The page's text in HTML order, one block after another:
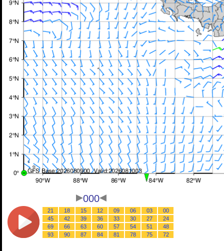
000
00
03
06
09
12
15
18
21
24
27
30
33
36
39
42
45
48
51
54
57
60
63
66
69
72
75
78
81
84
87
90
93